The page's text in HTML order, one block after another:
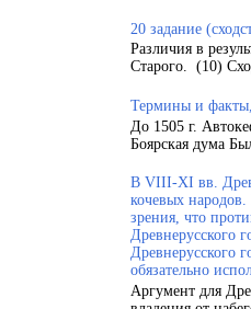
20 задание
Различия в
Старого. (10)
Термины и
До 1505 г.
Боярская дума
В VIII-XI вв.
кочевых
зрения, что
Древнерусского
Древнерусского
обязательно
Аргумент для